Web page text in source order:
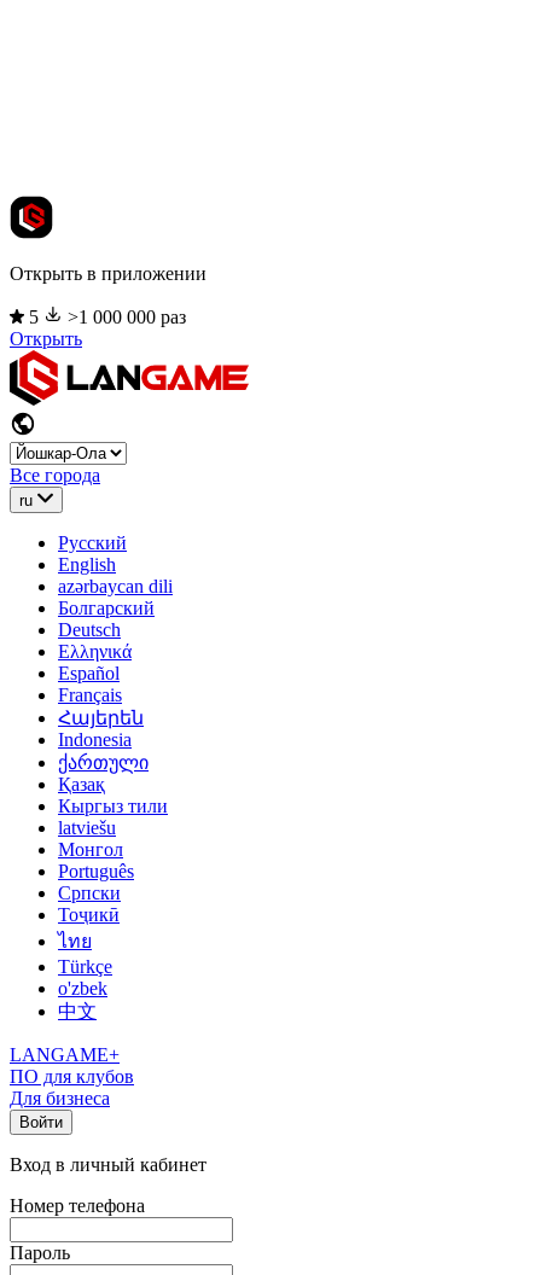
Открыть в приложении
5
>1 000 000 раз
Открыть
Все города
ru
Русский
English
azərbaycan dili
Болгарский
Deutsch
Ελληνικά
Español
Français
Հայերեն
Indonesia
ქართული
Қазақ
Кыргыз тили
latviešu
Монгол
Português
Српски
Тоҷикӣ
ไทย
Türkçe
o'zbek
中文
LANGAME+
ПО для клубов
Для бизнеса
Войти
Вход в личный кабинет
Номер телефона
Пароль